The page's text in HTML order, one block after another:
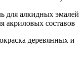
для алкидных эмалей
акриловых составов
деревянных и